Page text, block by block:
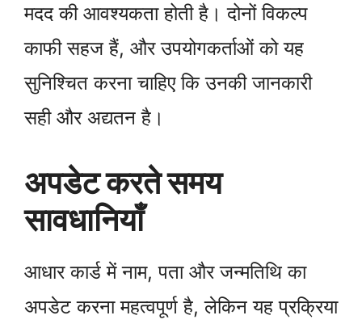
मदद की आवश्यकता होती है। दोनों विकल्प
काफी सहज हैं, और उपयोगकर्ताओं को यह
सुनिश्चित करना चाहिए कि उनकी जानकारी
सही और अद्यतन है।
अपडेट करते समय
सावधानियाँ
आधार कार्ड में नाम, पता और जन्मतिथि का
अपडेट करना महत्वपूर्ण है, लेकिन यह प्रक्रिया